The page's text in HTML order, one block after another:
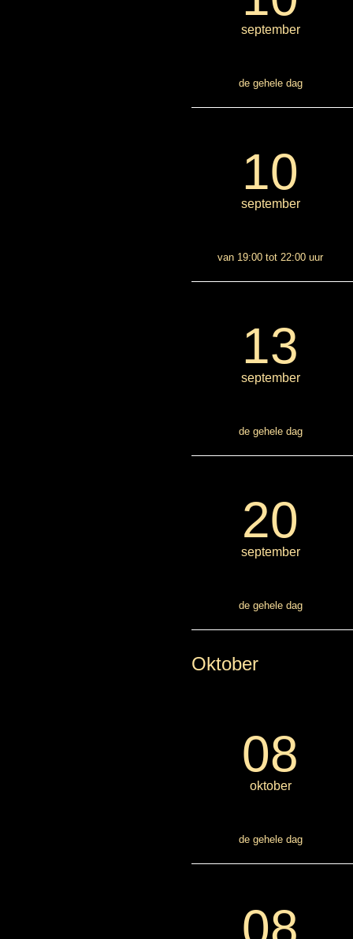
september
de gehele dag
10
september
van 19:00 tot 22:00 uur
13
september
de gehele dag
20
september
de gehele dag
Oktober
08
oktober
de gehele dag